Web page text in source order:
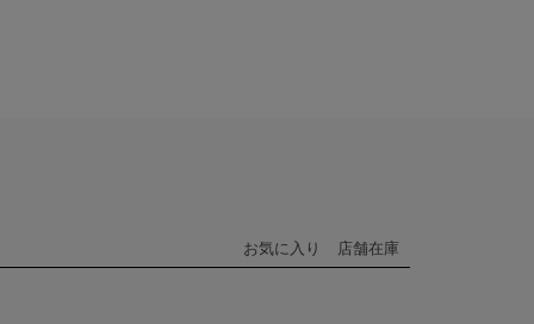
お気に入り 店舗在庫